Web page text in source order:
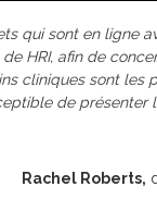
qui sont en ligne
HRI, afin de
cliniques sont les
de présenter
Rachel Roberts,